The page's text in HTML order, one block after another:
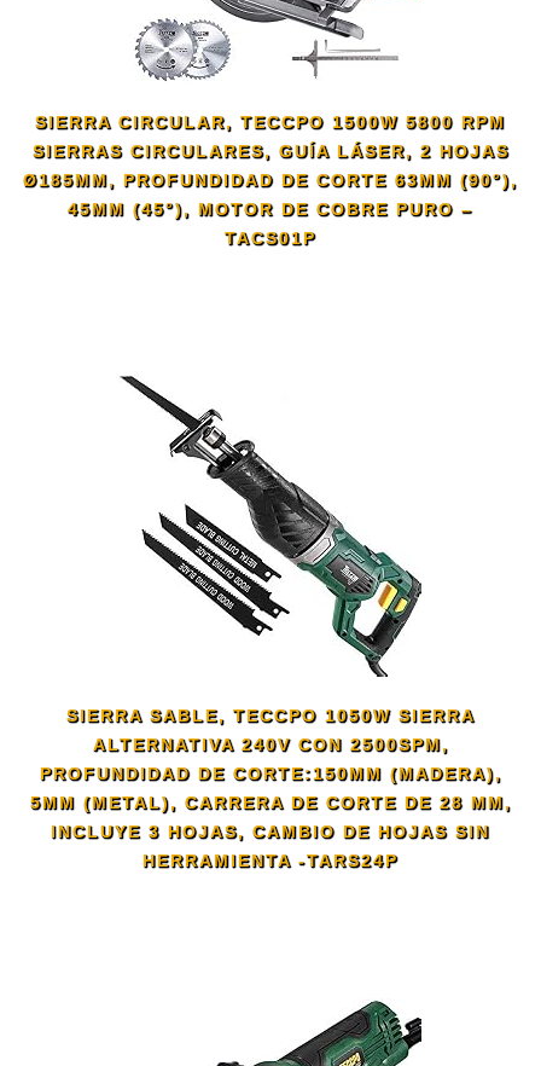
SIERRA CIRCULAR, TECCPO 1500W 5800 RPM
SIERRAS CIRCULARES, GUÍA LÁSER, 2 HOJAS
Ø185MM, PROFUNDIDAD DE CORTE 63MM (90°),
45MM (45°), MOTOR DE COBRE PURO –
TACS01P
SIERRA SABLE, TECCPO 1050W SIERRA
ALTERNATIVA 240V CON 2500SPM,
PROFUNDIDAD DE CORTE:150MM (MADERA),
5MM (METAL), CARRERA DE CORTE DE 28 MM,
INCLUYE 3 HOJAS, CAMBIO DE HOJAS SIN
HERRAMIENTA -TARS24P